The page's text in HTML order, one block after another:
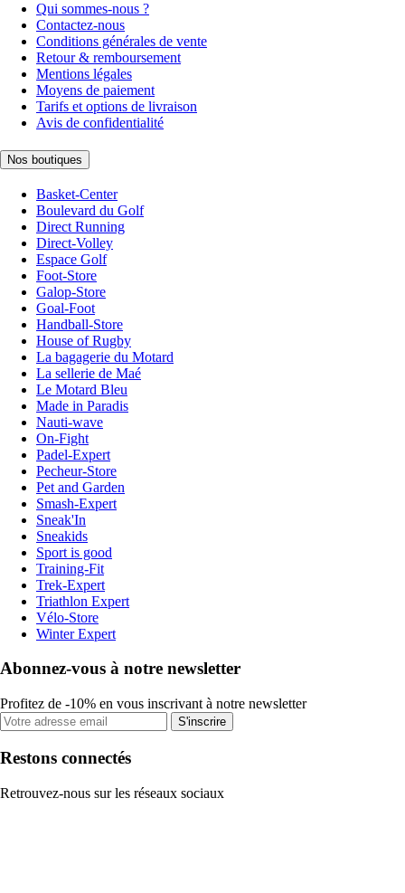
Qui sommes-nous ?
Contactez-nous
Conditions générales de vente
Retour & remboursement
Mentions légales
Moyens de paiement
Tarifs et options de livraison
Avis de confidentialité
Nos boutiques
Basket-Center
Boulevard du Golf
Direct Running
Direct-Volley
Espace Golf
Foot-Store
Galop-Store
Goal-Foot
Handball-Store
House of Rugby
La bagagerie du Motard
La sellerie de Maé
Le Motard Bleu
Made in Paradis
Nauti-wave
On-Fight
Padel-Expert
Pecheur-Store
Pet and Garden
Smash-Expert
Sneak'In
Sneakids
Sport is good
Training-Fit
Trek-Expert
Triathlon Expert
Vélo-Store
Winter Expert
Abonnez-vous à notre newsletter
Profitez de -10% en vous inscrivant à notre newsletter
S'inscrire
Restons connectés
Retrouvez-nous sur les réseaux sociaux